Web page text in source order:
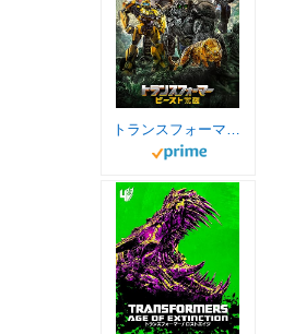
トランスフォーマー／ビースト覚醒